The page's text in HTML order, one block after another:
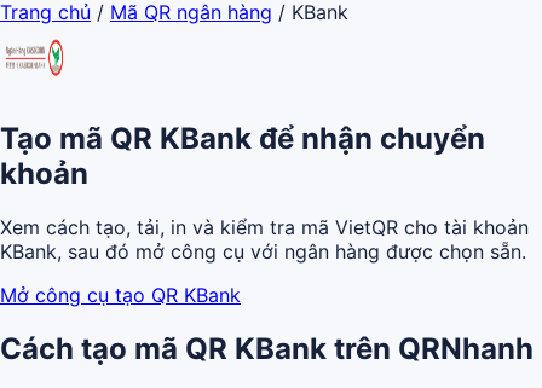
Trang chủ / Mã QR ngân hàng / KBank
Tạo mã QR KBank để nhận chuyển
khoản
Xem cách tạo, tải, in và kiểm tra mã VietQR cho tài khoản
KBank, sau đó mở công cụ với ngân hàng được chọn sẵn.
Mở công cụ tạo QR KBank
Cách tạo mã QR KBank trên QRNhanh